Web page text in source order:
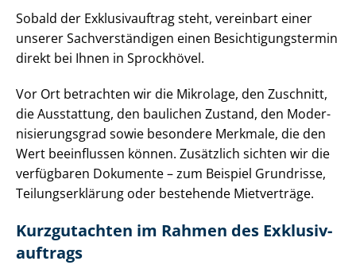
Sobald der Exklusivauftrag steht, vereinbart einer
unserer Sach­ver­stän­di­gen einen Be­sich­ti­gungs­ter­min
direkt bei Ihnen in Sprockhövel.
Vor Ort betrachten wir die Mikrolage, den Zuschnitt,
die Ausstattung, den baulichen Zustand, den Mo­der­
ni­sie­rungs­grad sowie besondere Merkmale, die den
Wert beeinflussen können. Zusätzlich sichten wir die
verfügbaren Dokumente – zum Beispiel Grundrisse,
Tei­lungs­er­klä­rung oder bestehende Mietverträge.
Kurzgutachten im Rahmen des Ex­klu­siv­
auf­trags